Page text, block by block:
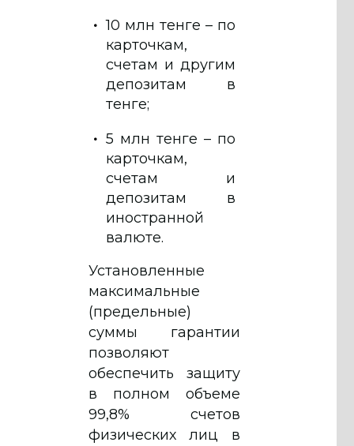
10 млн тенге – по
карточкам,
счетам и другим
депозитам в
тенге;
5 млн тенге – по
карточкам,
счетам и
депозитам в
иностранной
валюте.
Установленные
максимальные
(предельные)
суммы гарантии
позволяют
обеспечить защиту
в полном объеме
99,8% счетов
физических лиц в